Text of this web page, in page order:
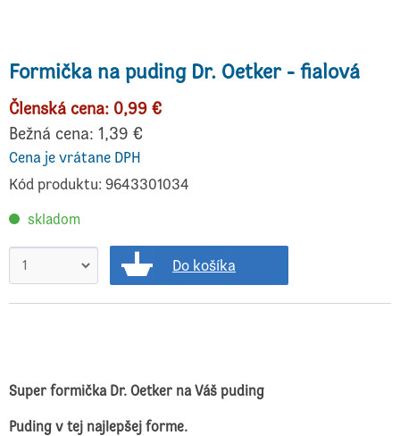
Formička na puding Dr. Oetker - fialová
Členská cena: 0,99 €
Bežná cena: 1,39 €
Cena je vrátane DPH
Kód produktu: 9643301034
skladom
Do košíka
Super formička Dr. Oetker na Váš puding
Puding v tej najlepšej forme.